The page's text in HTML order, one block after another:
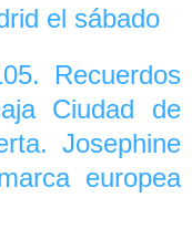
el sábado
Recuerdos
Ciudad de
Josephine
europea